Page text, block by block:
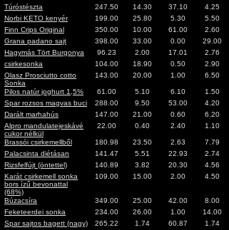
Túróstészta
247.50 14.30 37.10
4.25
Norbi KETO kenyér
199.00 25.80 5.30
5.50
Finn Crips Original
350.00 10.00 61.00
2.60
Grana padano sajt
398.00 33.00 0.00
29.00
Hagymás Tört Burgonya
96.23 2.00 17.01
2.76
csirkesonka
104.00 18.90 0.50
2.90
Olasz Prosciutto cotto
Sonka
143.00 20.00 1.00 6.50
Pilos natúr joghurt 1,5% 61.00 5.10 6.10
1.50
Spar rozsos magvas buci
288.00 9.50 53.00
4.20
Darált marhahús
147.00 21.00 0.60
6.20
Alpro mandulatejeskávé
cukor nélkül
22.00 0.40 2.40 1.10
Brassói csirkemellből 180.98 23.50 2.63
7.79
Palacsinta diétásan
141.47 5.51 22.93
2.74
Rizsfelfújt (öntettel)
140.89 3.82 20.30
4.56
Karát csirkemell sonka
bors ízű bevonattal
(68%)
109.00 15.00 2.00 4.50
Búzacsíra 349.00 25.00 42.00
8.00
Feketeerdei sonka
234.00 26.00 1.00
14.00
Spar sajtos bagett (nagy)
265.22 1.74 60.87
1.74